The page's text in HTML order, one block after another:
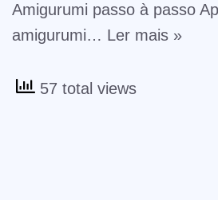
Amigurumi passo à passo
amigurumi… Ler mais »
57 total views